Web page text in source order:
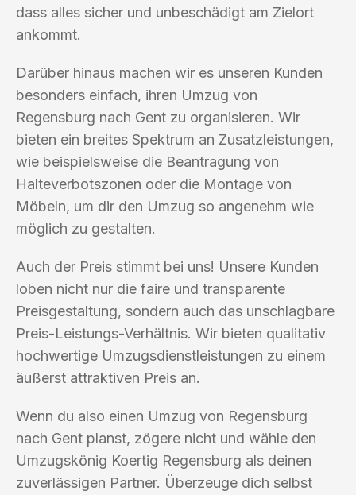
dass alles sicher und unbeschädigt am Zielort
ankommt.
Darüber hinaus machen wir es unseren Kunden
besonders einfach, ihren Umzug von
Regensburg nach Gent zu organisieren. Wir
bieten ein breites Spektrum an Zusatzleistungen,
wie beispielsweise die Beantragung von
Halteverbotszonen oder die Montage von
Möbeln, um dir den Umzug so angenehm wie
möglich zu gestalten.
Auch der Preis stimmt bei uns! Unsere Kunden
loben nicht nur die faire und transparente
Preisgestaltung, sondern auch das unschlagbare
Preis-Leistungs-Verhältnis. Wir bieten qualitativ
hochwertige Umzugsdienstleistungen zu einem
äußerst attraktiven Preis an.
Wenn du also einen Umzug von Regensburg
nach Gent planst, zögere nicht und wähle den
Umzugskönig Koertig Regensburg als deinen
zuverlässigen Partner. Überzeuge dich selbst